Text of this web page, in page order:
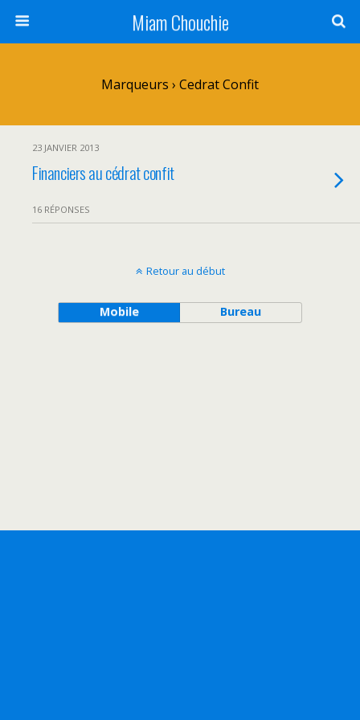
Miam Chouchie
Marqueurs › Cedrat Confit
23 JANVIER 2013
Financiers au cédrat confit
16 RÉPONSES
Retour au début
Mobile Bureau